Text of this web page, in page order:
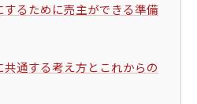
るために売主ができる準備
通する考え方とこれからの